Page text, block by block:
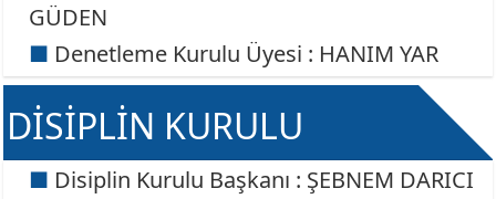
GÜDEN
Denetleme Kurulu Üyesi : HANIM YAR
DİSİPLİN KURULU
Disiplin Kurulu Başkanı : ŞEBNEM DARICI